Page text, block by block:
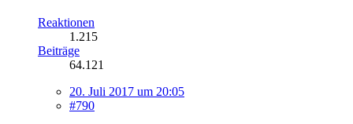
Reaktionen
1.215
Beiträge
64.121
20. Juli 2017 um 20:05
#790